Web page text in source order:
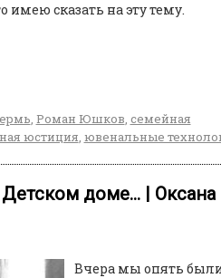
имею сказать на эту тему.
, Роман Юшков, семейная
юстиция, ювенальные
доме… | Оксана
Вчера мы опять